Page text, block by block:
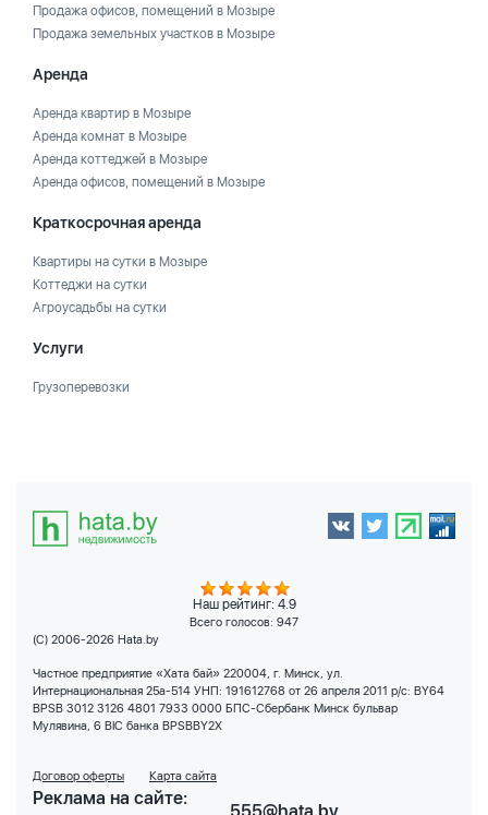
Продажа офисов, помещений в Мозыре
Продажа земельных участков в Мозыре
Аренда
Аренда квартир в Мозыре
Аренда комнат в Мозыре
Аренда коттеджей в Мозыре
Аренда офисов, помещений в Мозыре
Краткосрочная аренда
Квартиры на сутки в Мозыре
Коттеджи на сутки
Агроусадьбы на сутки
Услуги
Грузоперевозки
Наш рейтинг: 4.9
Всего голосов: 947
(C) 2006-2026 Hata.by
Частное предприятие «Хата бай» 220004, г. Минск, ул.
Интернациональная 25а-514 УНП: 191612768 от 26 апреля 2011 р/с: BY64
BPSB 3012 3126 4801 7933 0000 БПС-Сбербанк Минск бульвар
Мулявина, 6 BIC банка BPSBBY2X
Договор оферты Карта сайта
Реклама на сайте: